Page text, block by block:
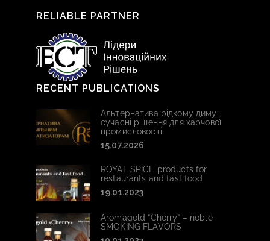
RELIABLE PARTNER
RECENT PUBLICATIONS
Альтернатива рідкому диму:
сучасні рішення для харчової
промисловості
15.07.2026
ROYAL SPICE products for
restaurants and fast food
19.01.2023
Aromagold “Cherry” – noble
SMOKING FLAVORS